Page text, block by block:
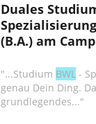
Duales
(B.A.) am
"...Studium BWL -
genau Dein Ding.
grundlegendes..."